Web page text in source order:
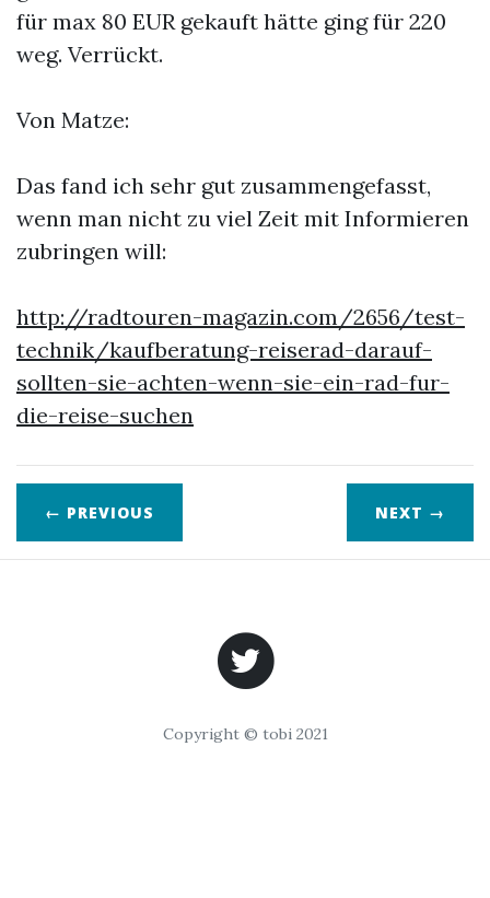
für max 80 EUR gekauft hätte ging für 220
weg. Verrückt.
Von Matze:
Das fand ich sehr gut zusammengefasst,
wenn man nicht zu viel Zeit mit Informieren
zubringen will:
http://radtouren-magazin.com/2656/test-
technik/kaufberatung-reiserad-darauf-
sollten-sie-achten-wenn-sie-ein-rad-fur-
die-reise-suchen
← PREVIOUS NEXT →
Copyright © tobi 2021